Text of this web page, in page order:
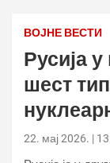
ВОЈНЕ ВЕСТИ
Русија
шест
22. мај 2026. |